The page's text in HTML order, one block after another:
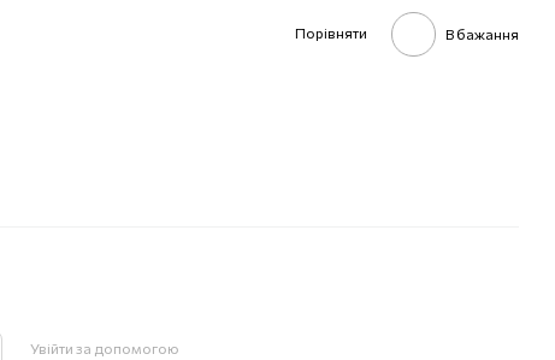
Порівняти В бажання
Увійти за допомогою